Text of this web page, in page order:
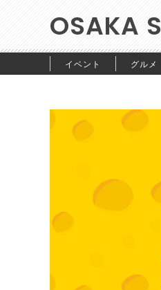
OSAKA
イベント グルメ